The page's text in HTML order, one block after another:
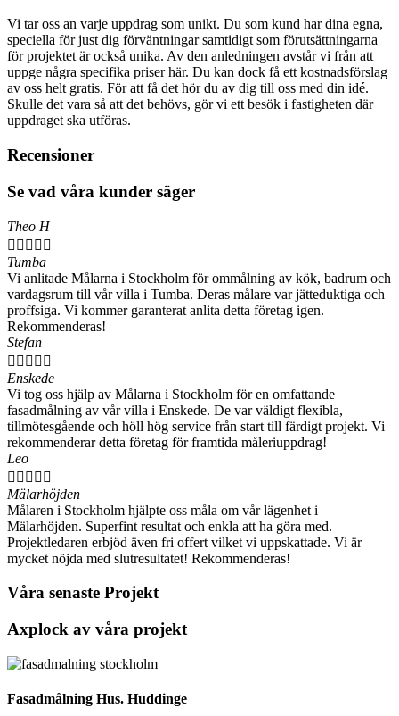
Vi tar oss an varje uppdrag som unikt. Du som kund har dina egna,
speciella för just dig förväntningar samtidigt som förutsättningarna
för projektet är också unika. Av den anledningen avstår vi från att
uppge några specifika priser här. Du kan dock få ett kostnadsförslag
av oss helt gratis. För att få det hör du av dig till oss med din idé.
Skulle det vara så att det behövs, gör vi ett besök i fastigheten där
uppdraget ska utföras.
Recensioner
Se vad våra kunder säger
Theo H
    
Tumba
Vi anlitade Målarna i Stockholm för ommålning av kök, badrum och
vardagsrum till vår villa i Tumba. Deras målare var jätteduktiga och
proffsiga. Vi kommer garanterat anlita detta företag igen.
Rekommenderas!
Stefan
    
Enskede
Vi tog oss hjälp av Målarna i Stockholm för en omfattande
fasadmålning av vår villa i Enskede. De var väldigt flexibla,
tillmötesgående och höll hög service från start till färdigt projekt. Vi
rekommenderar detta företag för framtida måleriuppdrag!
Leo
    
Mälarhöjden
Målaren i Stockholm hjälpte oss måla om vår lägenhet i
Mälarhöjden. Superfint resultat och enkla att ha göra med.
Projektledaren erbjöd även fri offert vilket vi uppskattade. Vi är
mycket nöjda med slutresultatet! Rekommenderas!
Våra senaste Projekt
Axplock av våra projekt
Fasadmålning Hus. Huddinge